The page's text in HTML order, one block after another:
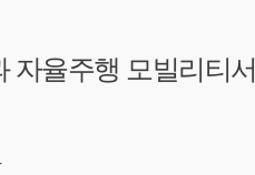
자율주행 모빌리티